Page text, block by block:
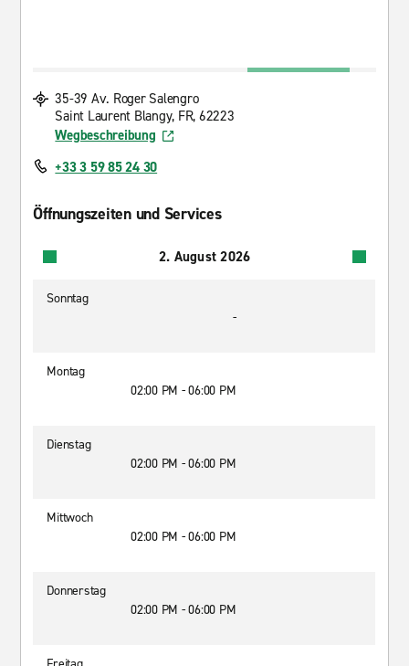
35-39 Av. Roger Salengro
Saint Laurent Blangy, FR, 62223
Wegbeschreibung
+33 3 59 85 24 30
Öffnungszeiten und Services
2. August 2026
Sonntag
-
Montag
02:00 PM - 06:00 PM
Dienstag
02:00 PM - 06:00 PM
Mittwoch
02:00 PM - 06:00 PM
Donnerstag
02:00 PM - 06:00 PM